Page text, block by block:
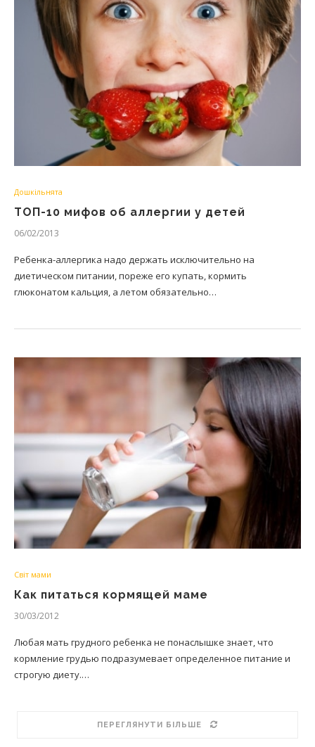
Дошкільнята
ТОП-10 мифов об аллергии у детей
06/02/2013
Ребенка-аллергика надо держать исключительно на
диетическом питании, пореже его купать, кормить
глюконатом кальция, а летом обязательно…
Світ мами
Как питаться кормящей маме
30/03/2012
Любая мать грудного ребенка не понаслышке знает, что
кормление грудью подразумевает определенное питание и
строгую диету.…
ПЕРЕГЛЯНУТИ БІЛЬШЕ